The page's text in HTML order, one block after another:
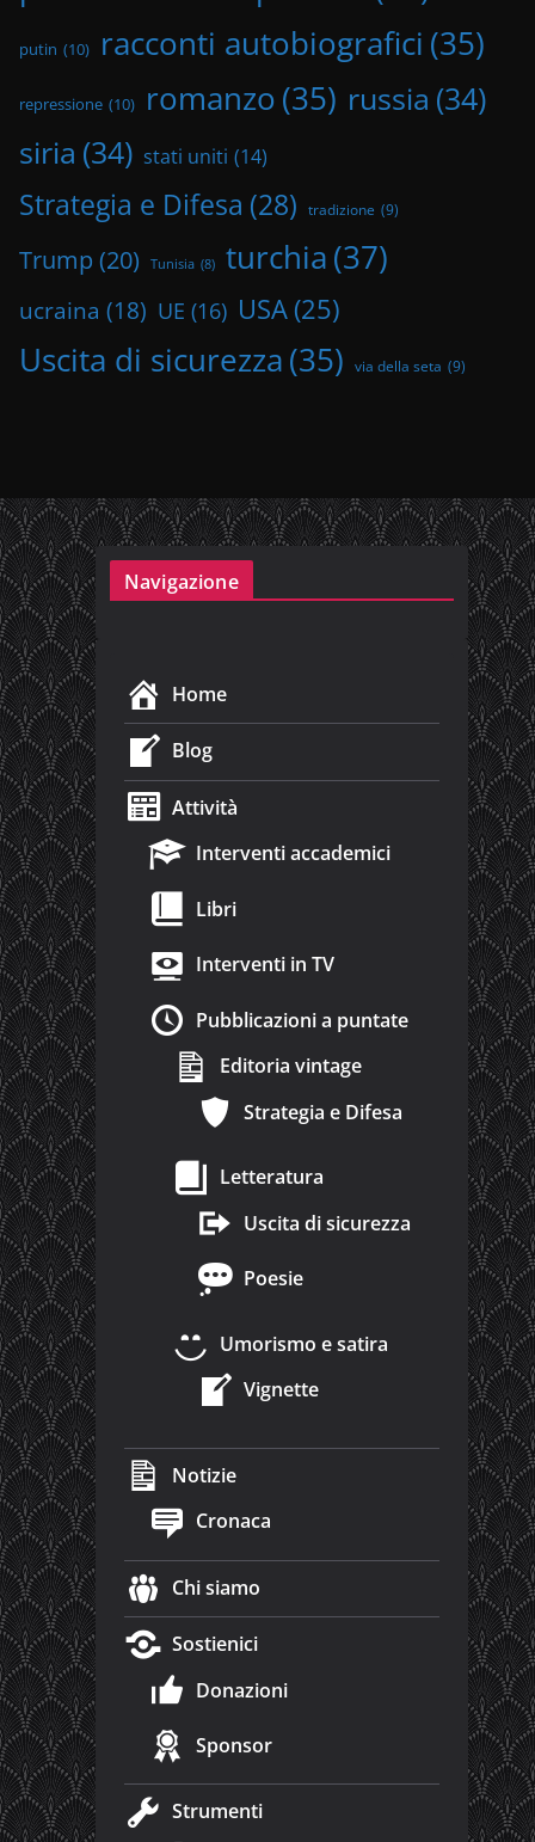
putin (10) racconti autobiografici (35)
repressione (10) romanzo(35) russia (34)
siria (34) stati uniti (14)
Strategia e Difesa (28) tradizione (9)
Trump (20) Tunisia (8) turchia(37)
ucraina (18) UE (16) USA (25)
Uscita di sicurezza(35) via della seta (9)
Navigazione
Home
Blog
Attività
Interventi accademici
Libri
Interventi in TV
Pubblicazioni a puntate
Editoria vintage
Strategia e Difesa
Letteratura
Uscita di sicurezza
Poesie
Umorismo e satira
Vignette
Notizie
Cronaca
Chi siamo
Sostienici
Donazioni
Sponsor
Strumenti